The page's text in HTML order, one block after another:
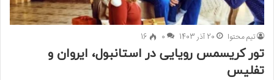
تیم محتوا 20 آذر 1403 0
16
تور کریسمس رویایی در استانبول، ایروان و
تفلیس